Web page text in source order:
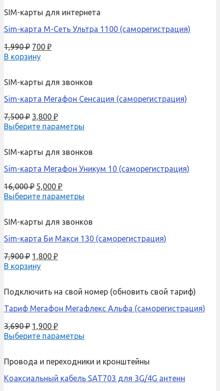
SIM-карты для интернета
Sim-карта М-Сеть Ультра 1100 (саморегистрация)
1,990₽ 700 ₽
В корзину
SIM-карты для звонков
Sim-карта Мегафон Сенсация (саморегистрация)
7,500₽ 3,800 ₽
Выберите параметры
SIM-карты для звонков
Sim-карта Мегафон Уникум 10 (саморегистрация)
16,000₽ 5,000 ₽
Выберите параметры
SIM-карты для звонков
Sim-карта Би Макси 130 (саморегистрация)
7,900₽ 1,800 ₽
В корзину
Подключить на свой номер (обновить свой тариф)
Тариф Мегафон Мегафлекс Альфа (саморегистрация)
3,690₽ 1,900 ₽
Выберите параметры
Провода и переходники и кронштейны
Коаксиальный кабель SAT703 для 3G/4G антенн